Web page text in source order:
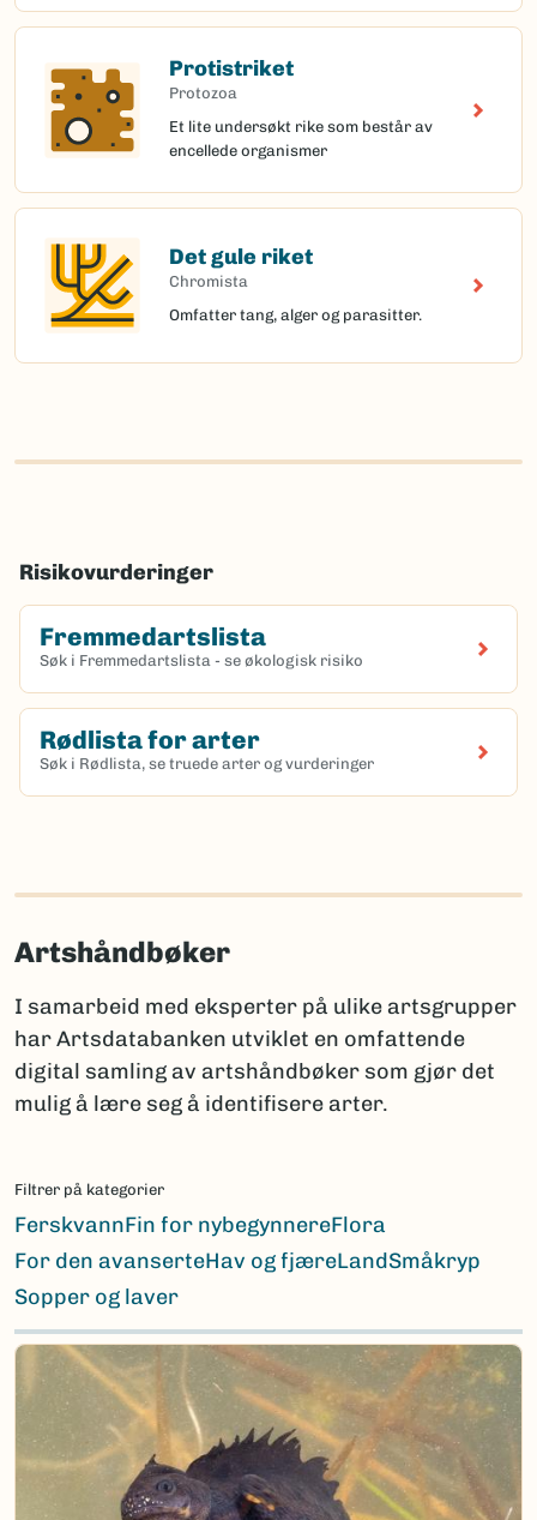
Protistriket
Protozoa
Et lite undersøkt rike som består av
encellede organismer
Det gule riket
Chromista
Omfatter tang, alger og parasitter.
Risikovurderinger
Fremmedartslista
Søk i Fremmedartslista - se økologisk risiko
Rødlista for arter
Søk i Rødlista, se truede arter og vurderinger
Artshåndbøker
I samarbeid med eksperter på ulike artsgrupper
har Artsdatabanken utviklet en omfattende
digital samling av artshåndbøker som gjør det
mulig å lære seg å identifisere arter.
Filtrer på kategorier
FerskvannFin for nybegynnereFlora
For den avanserteHav og fjæreLandSmåkryp
Sopper og laver